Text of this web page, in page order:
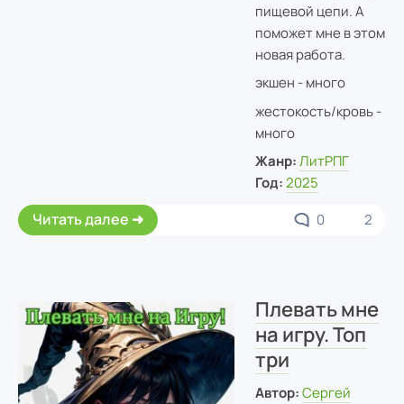
пищевой цепи. А
поможет мне в этом
новая работа.
экшен - много
жестокость/кровь -
много
Жанр: ЛитРПГ
Год: 2025
Читать далее 0 2
Плевать мне
на игру. Топ
три
Автор: Сергей